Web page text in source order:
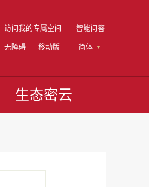
访问我的专属空间 智能问答
无障碍 移动版 简体
生态密云